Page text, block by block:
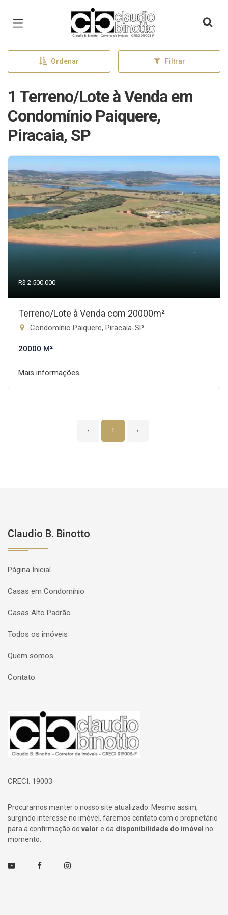
Página inicial
Ordenar Filtrar
1 Terreno/Lote à Venda em
Condomínio Paiquere,
Piracaia, SP
R$ 2.500.000
Terreno/Lote à Venda com 20000m²
Condomínio Paiquere, Piracaia-SP
20000 M²
Mais informações
‹ 1 ›
Claudio B. Binotto
Página Inicial
Casas em Condomínio
Casas Alto Padrão
Todos os imóveis
Quem somos
Contato
Página inicial
CRECI: 19003
Procuramos manter o nosso site atualizado. Mesmo assim,
surgindo interesse no imóvel, faremos contato com o proprietário
para a confirmação do valor e da disponibilidade do imóvel no
momento.
Youtube FacebookInstagram